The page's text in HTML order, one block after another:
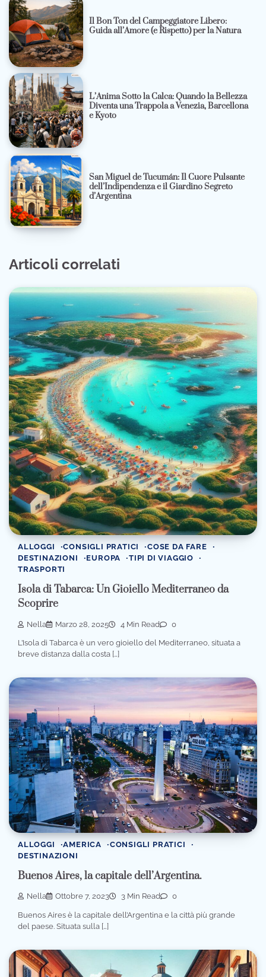
Il Bon Ton del Campeggiatore Libero:
Guida all’Amore (e Rispetto) per la Natura
L’Anima Sotto la Calca: Quando la Bellezza
Diventa una Trappola a Venezia, Barcellona
e Kyoto
San Miguel de Tucumán: Il Cuore Pulsante
dell’Indipendenza e il Giardino Segreto
d’Argentina
Articoli correlati
ALLOGGI CONSIGLI PRATICI
COSE DA FARE
DESTINAZIONI
EUROPA
TIPI DI VIAGGIO
TRASPORTI
Isola di Tabarca: Un Gioiello Mediterraneo da
Scoprire
Nella Marzo 28, 2025 4 Min Read 0
L’Isola di Tabarca è un vero gioiello del Mediterraneo, situata a
breve distanza dalla costa […]
ALLOGGI AMERICA
CONSIGLI PRATICI
DESTINAZIONI
Buenos Aires, la capitale dell’Argentina.
Nella Ottobre 7, 2023 3 Min Read 0
Buenos Aires è la capitale dell’Argentina e la città più grande
del paese. Situata sulla […]